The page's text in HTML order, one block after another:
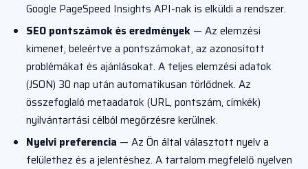
Google PageSpeed Insights API-nak is elküldi a rendszer.
SEO pontszámok és eredmények — Az elemzési
kimenet, beleértve a pontszámokat, az azonosított
problémákat és ajánlásokat. A teljes elemzési adatok
(JSON) 30 nap után automatikusan törlődnek. Az
összefoglaló metaadatok (URL, pontszám, címkék)
nyilvántartási célból megőrzésre kerülnek.
Nyelvi preferencia — Az Ön által választott nyelv a
felülethez és a jelentéshez. A tartalom megfelelő nyelven